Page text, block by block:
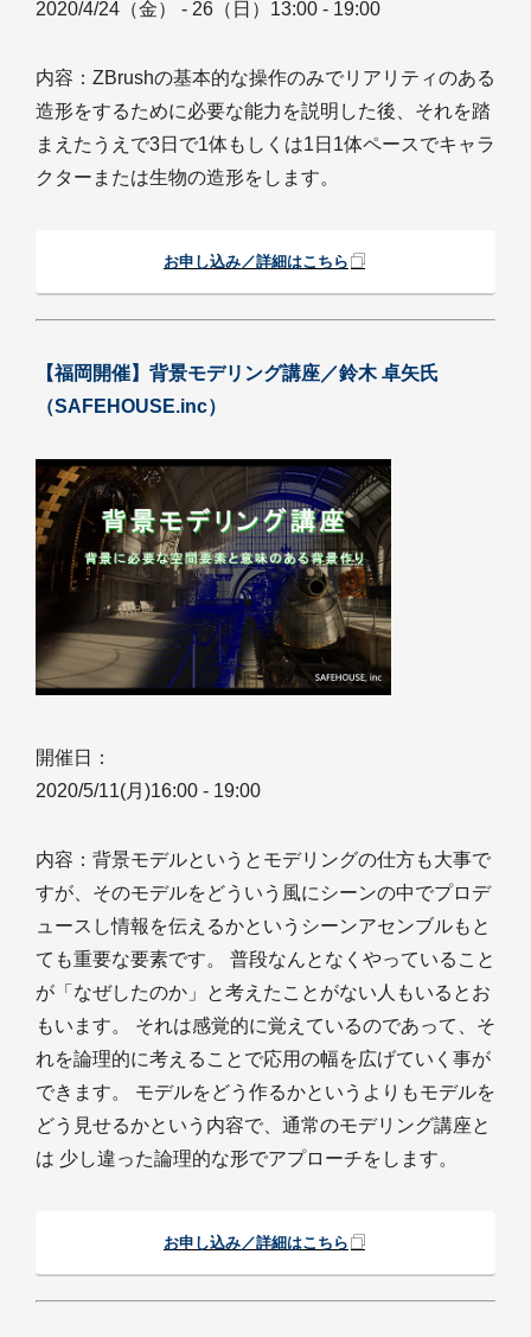
2020/4/24（金） - 26（日）13:00 - 19:00
内容：ZBrushの基本的な操作のみでリアリティのある
造形をするために必要な能力を説明した後、それを踏
まえたうえで3日で1体もしくは1日1体ペースでキャラ
クターまたは生物の造形をします。
お申し込み／詳細はこちら
【福岡開催】背景モデリング講座／鈴木 卓矢氏
（SAFEHOUSE.inc）
開催日：
2020/5/11(月)16:00 - 19:00
内容：背景モデルというとモデリングの仕方も大事で
すが、そのモデルをどういう風にシーンの中でプロデ
ュースし情報を伝えるかというシーンアセンブルもと
ても重要な要素です。 普段なんとなくやっていること
が「なぜしたのか」と考えたことがない人もいるとお
もいます。 それは感覚的に覚えているのであって、そ
れを論理的に考えることで応用の幅を広げていく事が
できます。 モデルをどう作るかというよりもモデルを
どう見せるかという内容で、通常のモデリング講座と
は 少し違った論理的な形でアプローチをします。
お申し込み／詳細はこちら